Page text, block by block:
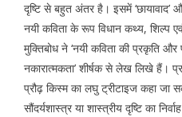
दृष्टि से बहुत अंतर है। इसमें ‘छायावाद’
नयी कविता के रूप विधान कथ्य, शिल्प
मुक्तिबोध ने ‘नयी कविता की प्रकृति और
नकारात्मकता’ शीर्षक से लेख लिखे हैं।
प्रौढ़ किस्म का लघु ट्रीटाइज कहा जा
सौंदर्यशास्त्र या शास्त्रीय दृष्टि का